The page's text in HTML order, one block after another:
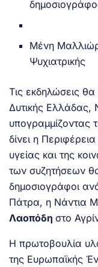
Μένη
Ψυχιατρικής
Τις εκδηλώσεις θα
Δυτικής Ελλάδας,
υπογραμμίζοντας
δίνει η
υγείας και της
των συζητήσεων
δημοσιογράφοι
Πάτρα, η Νάντια
Λαοπόδη στο
Η πρωτοβουλία
της Ευρωπαϊκής